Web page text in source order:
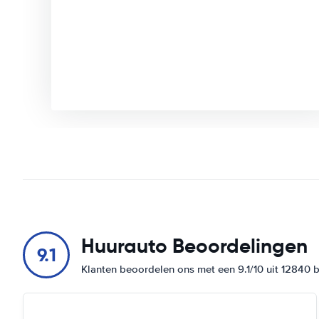
9.1 Huurauto Beoordelingen
Klanten beoordelen ons met een 9.1/10 uit 12840